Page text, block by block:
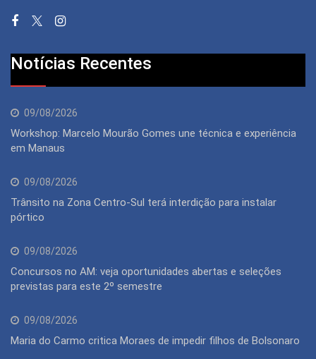
Notícias Recentes
09/08/2026
Workshop: Marcelo Mourão Gomes une técnica e experiência
em Manaus
09/08/2026
Trânsito na Zona Centro-Sul terá interdição para instalar
pórtico
09/08/2026
Concursos no AM: veja oportunidades abertas e seleções
previstas para este 2º semestre
09/08/2026
Maria do Carmo critica Moraes de impedir filhos de Bolsonaro